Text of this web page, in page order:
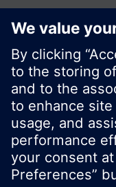
© Siemens
Division - 2016